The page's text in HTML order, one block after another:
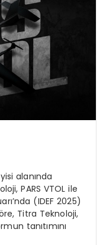
alanında
PARS VTOL ile
(IDEF 2025)
Titra Teknoloji,
tanıtımını